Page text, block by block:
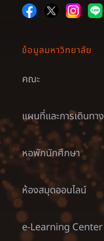
ข้อมูลมหาวิทยาลัย
คณะ
แผนที่และการเดินทาง
หอพักนักศึกษา
ห้องสมุดออนไลน์
e-Learning Center